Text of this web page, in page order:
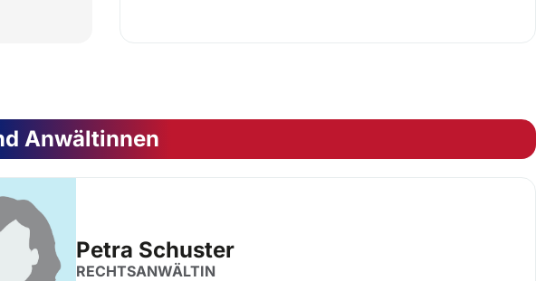
Anwältinnen
Petra Schuster
RECHTSANWÄLTIN